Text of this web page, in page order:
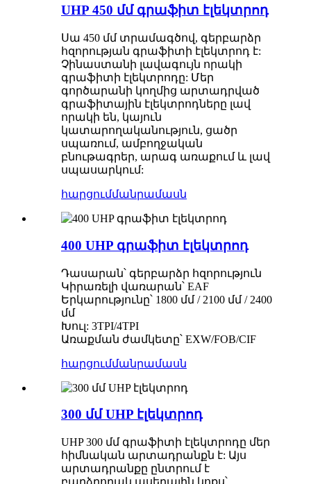
UHP 450 մմ գրաֆիտ էլեկտրոդ
Սա 450 մմ տրամագծով, գերբարձր
հզորության գրաֆիտի էլեկտրոդ է:
Չինաստանի լավագույն որակի
գրաֆիտի էլեկտրոդը: Մեր
գործարանի կողմից արտադրված
գրաֆիտային էլեկտրոդները լավ
որակի են, կայուն
կատարողականություն, ցածր
սպառում, ամբողջական
բնութագրեր, արագ առաքում և լավ
սպասարկում:
հարցումմանրամասն
400 UHP գրաֆիտ էլեկտրոդ
Դասարան՝ գերբարձր հզորություն
Կիրառելի վառարան՝ EAF
Երկարությունը՝ 1800 մմ / 2100 մմ / 2400
մմ
Խուլ: 3TPI/4TPI
Առաքման ժամկետը՝ EXW/FOB/CIF
հարցումմանրամասն
300 մմ UHP էլեկտրոդ
UHP 300 մմ գրաֆիտի էլեկտրոդը մեր
հիմնական արտադրանքն է: Այս
արտադրանքը ընտրում է
բարձրորակ ասեղային կոքս՝